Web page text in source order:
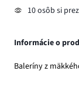
10 osôb si
Informácie o
Baleríny z